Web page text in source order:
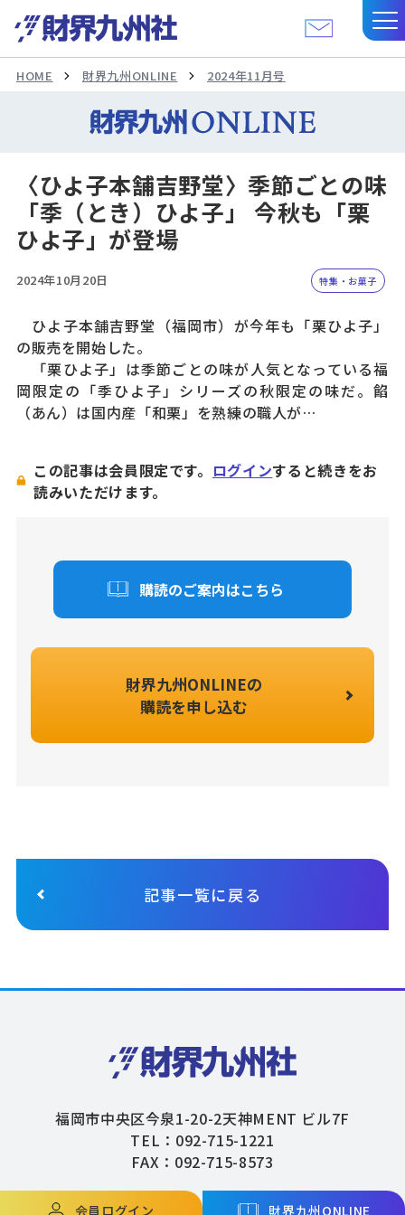
HOME 財界九州ONLINE 2024年11月号
〈ひよ子本舗吉野堂〉季節ごとの味
「季（とき）ひよ子」 今秋も「栗
ひよ子」が登場
2024年10月20日 特集・お菓子
ひよ子本舗吉野堂（福岡市）が今年も「栗ひよ子」
の販売を開始した。
「栗ひよ子」は季節ごとの味が人気となっている福
岡限定の「季ひよ子」シリーズの秋限定の味だ。餡
（あん）は国内産「和栗」を熟練の職人が…
この記事は会員限定です。 ログインすると続きをお
読みいただけます。
購読のご案内はこちら
財界九州ONLINEの
購読を申し込む
記事一覧に戻る
会員ログイン 財界九州ONLINE
福岡市中央区今泉1-20-2天神MENT ビル7F
TEL：092-715-1221
FAX：092-715-8573